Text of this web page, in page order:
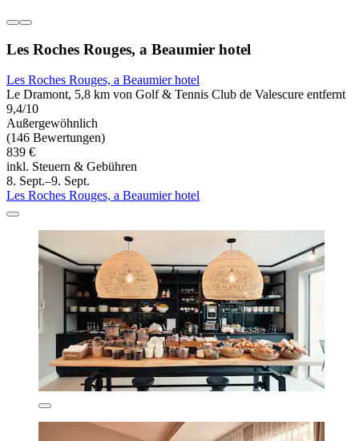
Les Roches Rouges, a Beaumier hotel
Les Roches Rouges, a Beaumier hotel
Le Dramont, 5,8 km von Golf & Tennis Club de Valescure entfernt
9,4/10
Außergewöhnlich
(146 Bewertungen)
839 €
inkl. Steuern & Gebühren
8. Sept.–9. Sept.
Les Roches Rouges, a Beaumier hotel